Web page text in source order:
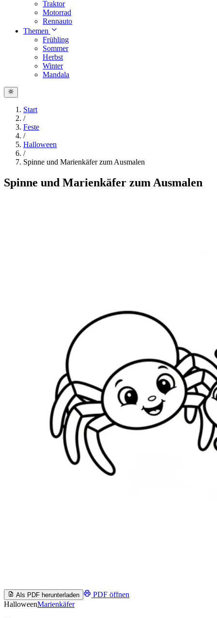
Traktor
Motorrad
Rennauto
Themen
Frühling
Sommer
Herbst
Winter
Mandala
Start
/
Feste
/
Halloween
/
Spinne und Marienkäfer zum Ausmalen
Spinne und Marienkäfer zum Ausmalen
Als PDF herunterladen
PDF öffnen
HalloweenMarienkäfer